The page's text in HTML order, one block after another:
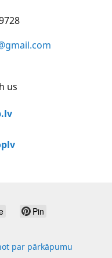
us
Pin
par pārkāpumu